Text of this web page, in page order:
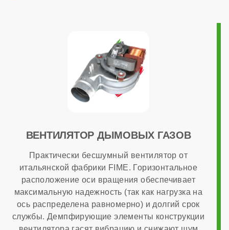
МОНТАЖ И НАСТРОЙКА
опционально
Способ монтажа
ВЕНТИЛЯТОР ДЫМОВЫХ ГАЗОВ
Практически бесшумный вентилятор от
итальянской фабрики FIME. Горизонтальное
расположение оси вращения обеспечивает
максимальную надежность (так как нагрузка на
ось распределена равномерно) и долгий срок
службы. Демпфирующие элементы конструкции